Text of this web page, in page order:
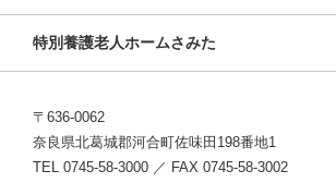
特別養護老人ホームさみた
〒636-0062
奈良県北葛城郡河合町佐味田198番地1
TEL 0745-58-3000 ／ FAX 0745-58-3002